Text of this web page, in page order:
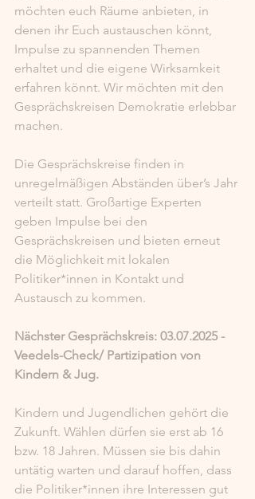
möchten euch Räume anbieten, in
denen ihr Euch austauschen könnt,
Impulse zu spannenden Themen
erhaltet und die eigene Wirksamkeit
erfahren könnt. Wir möchten mit den
Gesprächskreisen Demokratie erlebbar
machen.
Die Gesprächskreise finden in
unregelmäßigen Abständen über’s Jahr
verteilt statt. Großartige Experten
geben Impulse bei den
Gesprächskreisen und bieten erneut
die Möglichkeit mit lokalen
Politiker*innen in Kontakt und
Austausch zu kommen.
Nächster Gesprächskreis: 03.07.2025 -
Veedels-Check/ Partizipation von
Kindern & Jug.
Kindern und Jugendlichen gehört die
Zukunft. Wählen dürfen sie erst ab 16
bzw. 18 Jahren. Müssen sie bis dahin
untätig warten und darauf hoffen, dass
die Politiker*innen ihre Interessen gut